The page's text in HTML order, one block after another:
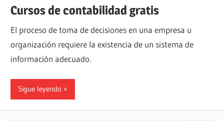
Cursos de contabilidad gratis
El proceso de toma de decisiones en una empresa u
organización requiere la existencia de un sistema de
información adecuado.
Sigue leyendo